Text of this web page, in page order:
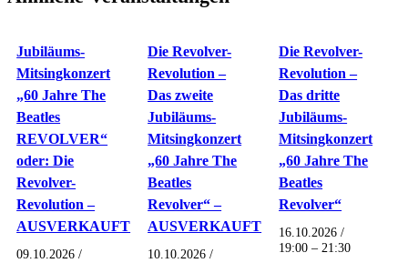
Jubiläums-
Mitsingkonzert
„60 Jahre The
Beatles
REVOLVER“
oder: Die
Revolver-
Revolution –
AUSVERKAUFT
09.10.2026 /
Die Revolver-
Revolution –
Das zweite
Jubiläums-
Mitsingkonzert
„60 Jahre The
Beatles
Revolver“ –
AUSVERKAUFT
10.10.2026 /
Die Revolver-
Revolution –
Das dritte
Jubiläums-
Mitsingkonzert
„60 Jahre The
Beatles
Revolver“
16.10.2026 /
19:00 – 21:30